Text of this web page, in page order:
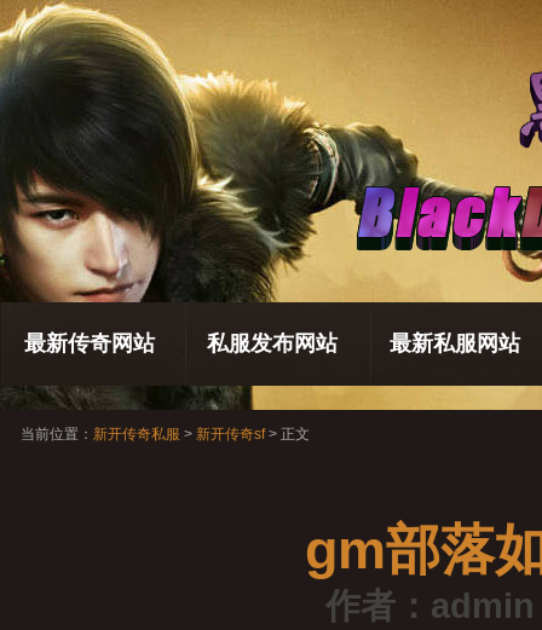
最新传奇网站 私服发布网站 最新私服网站
当前位置： 新开传奇私服 > 新开传奇sf> 正文
gm部落
作者：admin